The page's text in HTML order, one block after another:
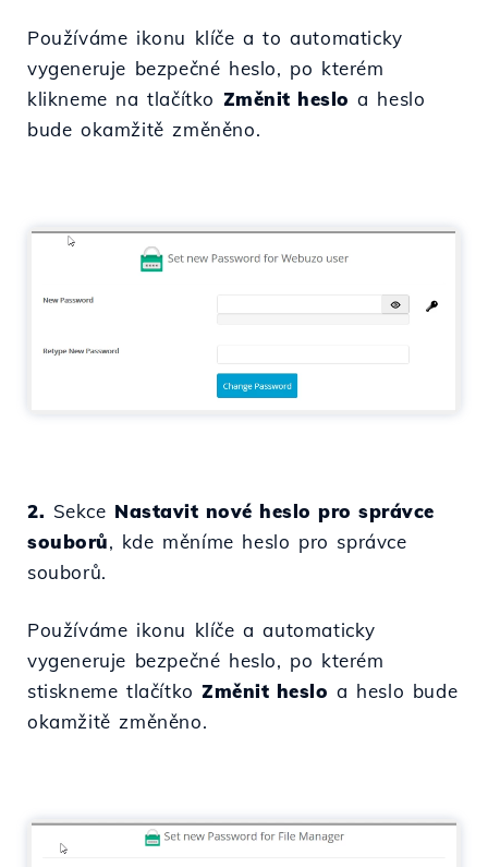
Používáme ikonu klíče a to automaticky
vygeneruje bezpečné heslo, po kterém
klikneme na tlačítko Změnit heslo a heslo
bude okamžitě změněno.
2. Sekce Nastavit nové heslo pro správce
souborů, kde měníme heslo pro správce
souborů.
Používáme ikonu klíče a automaticky
vygeneruje bezpečné heslo, po kterém
stiskneme tlačítkoZměnit heslo a heslo bude
okamžitě změněno.